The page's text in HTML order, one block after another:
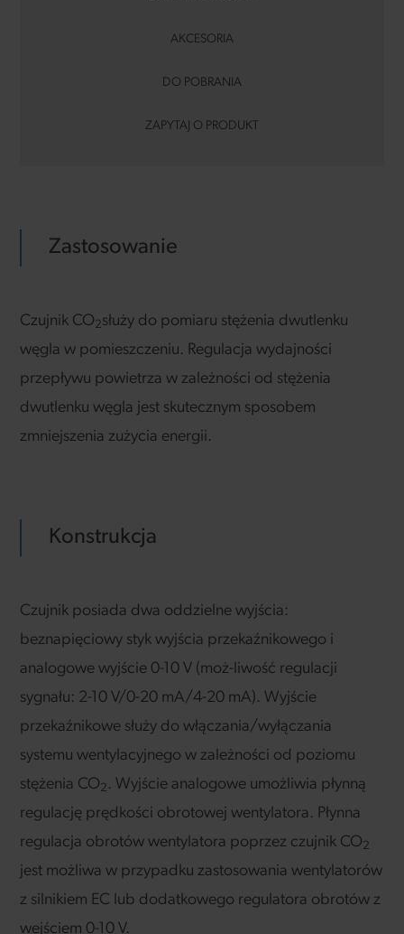
AKCESORIA
DO POBRANIA
ZAPYTAJ O PRODUKT
Zastosowanie
Czujnik CO2służy do pomiaru stężenia dwutlenku
węgla w pomieszczeniu. Regulacja wydajności
przepływu powietrza w zależności od stężenia
dwutlenku węgla jest skutecznym sposobem
zmniejszenia zużycia energii.
Konstrukcja
Czujnik posiada dwa oddzielne wyjścia:
beznapięciowy styk wyjścia przekaźnikowego i
analogowe wyjście 0-10 V (moż-liwość regulacji
sygnału: 2-10 V/0-20 mA/4-20 mA). Wyjście
przekaźnikowe służy do włączania/wyłączania
systemu wentylacyjnego w zależności od poziomu
stężenia CO2 . Wyjście analogowe umożliwia płynną
regulację prędkości obrotowej wentylatora. Płynna
regulacja obrotów wentylatora poprzez czujnik CO2
jest możliwa w przypadku zastosowania wentylatorów
z silnikiem EC lub dodatkowego regulatora obrotów z
wejściem 0-10 V.